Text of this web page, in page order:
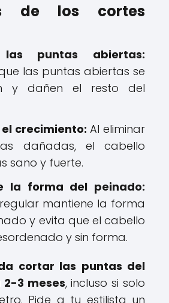
de los cortes
las puntas abiertas:
las puntas abiertas se
y dañen el resto del
crecimiento: Al eliminar
dañadas, el cabello
sano y fuerte.
la forma del peinado:
mantiene la forma
y evita que el cabello
y sin forma.
cortar las puntas del
3 meses, incluso si solo
Pide a tu estilista un